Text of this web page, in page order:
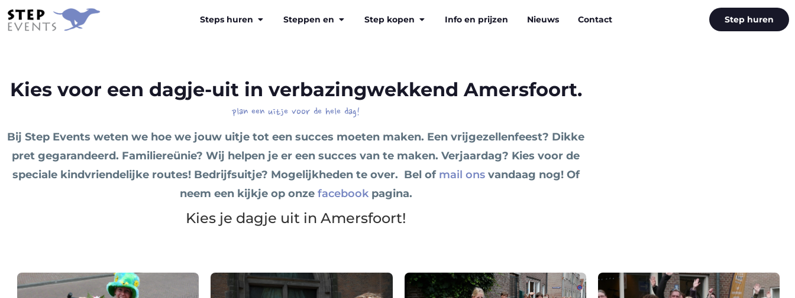
Steps huren Steppen en Step kopen Info en prijzen Nieuws Contact Step huren
Kies voor een dagje-uit in verbazingwekkend Amersfoort.
plan een uitje voor de hele dag!
Bij Step Events weten we hoe we jouw uitje tot een succes moeten maken. Een vrijgezellenfeest? Dikke
pret gegarandeerd. Familiereünie? Wij helpen je er een succes van te maken. Verjaardag? Kies voor de
speciale kindvriendelijke routes! Bedrijfsuitje? Mogelijkheden te over. Bel of mail onsvandaag nog! Of
neem een kijkje op onze facebook pagina.
Kies je dagje uit in Amersfoort!